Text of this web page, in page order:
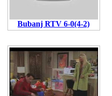
Bubanj RTV 6-0(4-2)